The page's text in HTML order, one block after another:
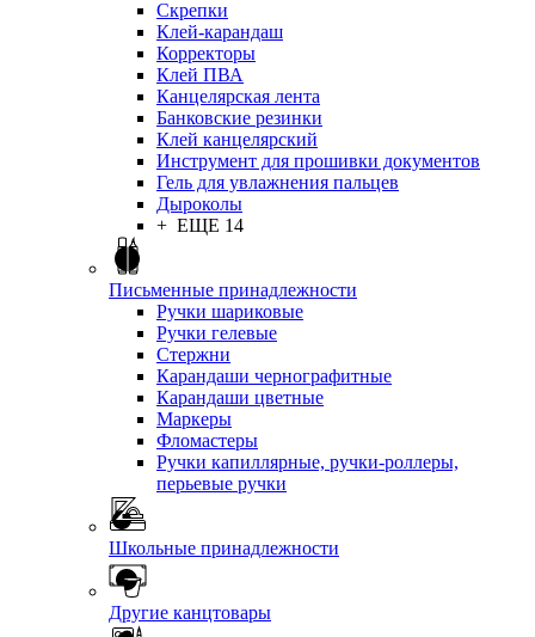
Скрепки
Клей-карандаш
Корректоры
Клей ПВА
Канцелярская лента
Банковские резинки
Клей канцелярский
Инструмент для прошивки документов
Гель для увлажнения пальцев
Дыроколы
+ ЕЩЕ 14
Письменные принадлежности
Ручки шариковые
Ручки гелевые
Стержни
Карандаши чернографитные
Карандаши цветные
Маркеры
Фломастеры
Ручки капиллярные, ручки-роллеры,
перьевые ручки
Школьные принадлежности
Другие канцтовары